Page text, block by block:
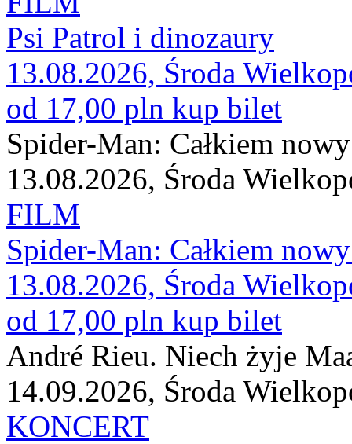
Psi Patrol i dinozaury
13.08.2026, Środa
od 17,00 pln kup bilet
Spider-Man: Całkiem
13.08.2026, Środa
FILM
Spider-Man: Całkiem
13.08.2026, Środa
od 17,00 pln kup bilet
André Rieu. Niech żyje
14.09.2026, Środa
KONCERT